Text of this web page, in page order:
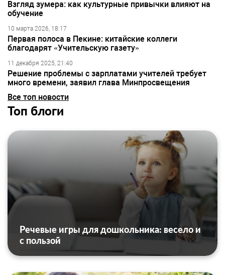
Взгляд зумера: как культурные привычки влияют на
обучение
10 марта 2026, 18:17
Первая полоса в Пекине: китайские коллеги
благодарят «Учительскую газету»
11 декабря 2025, 21:40
Решение проблемы с зарплатами учителей требует
много времени, заявил глава Минпросвещения
Все топ новости
Топ блоги
Речевые игры для дошкольника: весело и
с пользой